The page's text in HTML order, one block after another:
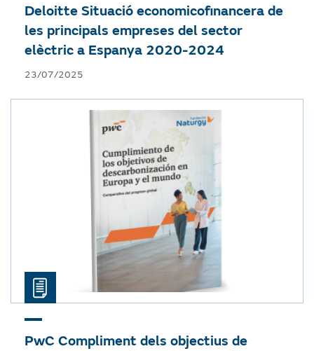
Deloitte Situació economicofinancera de
les principals empreses del sector
elèctric a Espanya 2020-2024
23/07/2025
PwC Compliment dels objectius de